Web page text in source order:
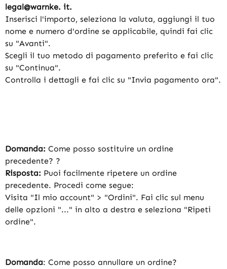
legal@warnke. it.
Inserisci l'importo, seleziona la valuta, aggiungi il tuo
nome e numero d'ordine se applicabile, quindi fai clic
su "Avanti".
Scegli il tuo metodo di pagamento preferito e fai clic
su "Continua".
Controlla i dettagli e fai clic su "Invia pagamento ora".
Domanda: Come posso sostituire un ordine
precedente? ?
Risposta: Puoi facilmente ripetere un ordine
precedente. Procedi come segue:
Visita "Il mio account" > "Ordini". Fai clic sul menu
delle opzioni "..." in alto a destra e seleziona "Ripeti
ordine".
Domanda: Come posso annullare un ordine?